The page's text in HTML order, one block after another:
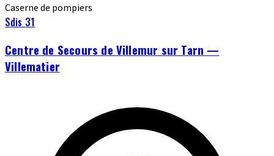
Caserne de pompiers
Sdis 31
Centre de Secours de Villemur sur Tarn —
Villematier